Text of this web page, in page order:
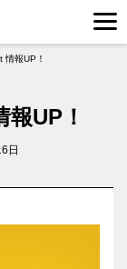
報UP！
UP！
日